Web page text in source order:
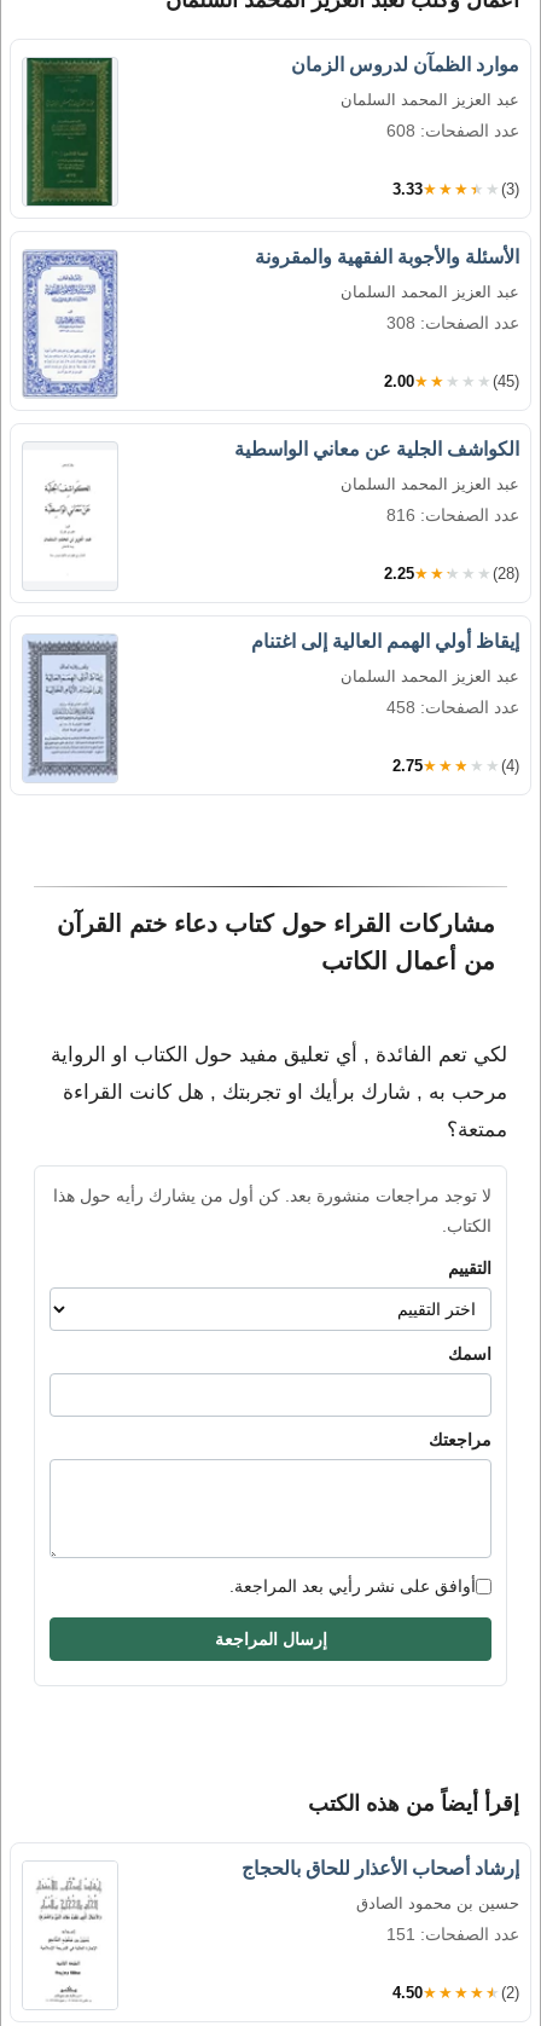
موارد الظمآن لدروس الزمان
عبد العزيز المحمد السلمان
عدد الصفحات: 608
3.33★★★★★ (3)
الأسئلة والأجوبة الفقهية والمقرونة
عبد العزيز المحمد السلمان
عدد الصفحات: 308
2.00★★★★★ (45)
الكواشف الجلية عن معاني الواسطية
عبد العزيز المحمد السلمان
عدد الصفحات: 816
2.25★★★★★ (28)
إيقاظ أولي الهمم العالية إلى اغتنام
عبد العزيز المحمد السلمان
عدد الصفحات: 458
2.75★★★★★ (4)
مشاركات القراء حول كتاب دعاء ختم القرآن
من أعمال الكاتب
لكي تعم الفائدة , أي تعليق مفيد حول الكتاب او الرواية
مرحب به , شارك برأيك او تجربتك , هل كانت القراءة
ممتعة؟
لا توجد مراجعات منشورة بعد. كن أول من يشارك رأيه حول هذا
الكتاب.
التقييم
اسمك
مراجعتك
أوافق على نشر رأيي بعد المراجعة.
إرسال المراجعة
إقرأ أيضاً من هذه الكتب
إرشاد أصحاب الأعذار للحاق بالحجاج
حسين بن محمود الصادق
عدد الصفحات: 151
4.50★★★★★ (2)